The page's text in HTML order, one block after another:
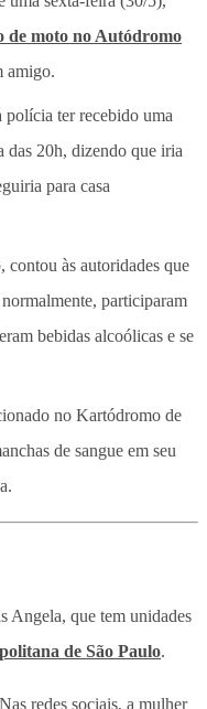
de moto no Autódromo
amigo.
polícia ter recebido uma
das 20h, dizendo que iria
para casa
às autoridades que
participaram
bebidas alcoólicas e se
no Kartódromo de
de sangue em seu
Angela, que tem unidades
de São Paulo.
redes sociais, a mulher